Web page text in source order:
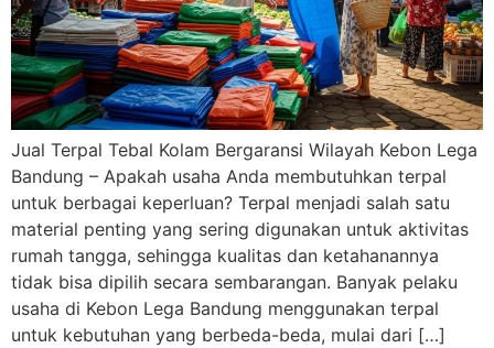
Jual Terpal Tebal Kolam Bergaransi Wilayah Kebon Lega
Bandung – Apakah usaha Anda membutuhkan terpal
untuk berbagai keperluan? Terpal menjadi salah satu
material penting yang sering digunakan untuk aktivitas
rumah tangga, sehingga kualitas dan ketahanannya
tidak bisa dipilih secara sembarangan. Banyak pelaku
usaha di Kebon Lega Bandung menggunakan terpal
untuk kebutuhan yang berbeda-beda, mulai dari […]